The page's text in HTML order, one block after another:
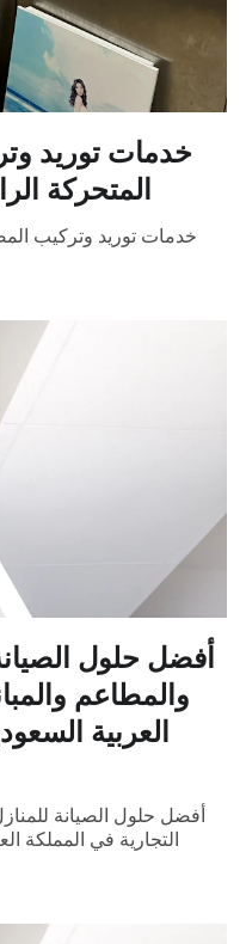
خدمات توريد
المتحركة
خدمات توريد وتركيب
أفضل حلول
والمطاعم
العربية
أفضل حلول الصيانة
التجارية في المملكة